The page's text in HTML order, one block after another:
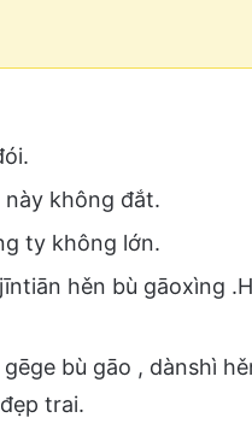
này không đắt.
ty không lớn.
hěn bù gāoxìng
gēge bù gāo , dànshì
trai.